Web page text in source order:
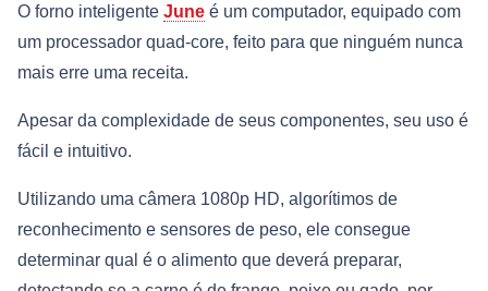
O forno inteligente June é um computador, equipado com
um processador quad-core, feito para que ninguém nunca
mais erre uma receita.
Apesar da complexidade de seus componentes, seu uso é
fácil e intuitivo.
Utilizando uma câmera 1080p HD, algorítimos de
reconhecimento e sensores de peso, ele consegue
determinar qual é o alimento que deverá preparar,